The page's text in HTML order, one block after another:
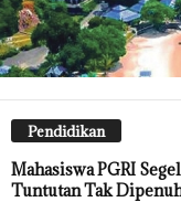
Pendidikan
Mahasiswa PGRI
Tuntutan Tak